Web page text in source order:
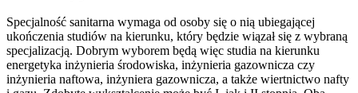
Specjalność sanitarna wymaga od osoby się o nią ubiegającej
ukończenia studiów na kierunku, który będzie wiązał się z wybraną
specjalizacją. Dobrym wyborem będą więc studia na kierunku
energetyka inżynieria środowiska, inżynieria gazownicza czy
inżynieria naftowa, inżyniera gazownicza, a także wiertnictwo nafty